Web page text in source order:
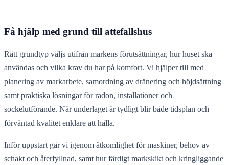
Få hjälp med grund till attefallshus
Rätt grundtyp väljs utifrån markens förutsättningar, hur huset ska
användas och vilka krav du har på komfort. Vi hjälper till med
planering av markarbete, samordning av dränering och höjdsättning
samt praktiska lösningar för radon, installationer och
sockelutförande. När underlaget är tydligt blir både tidsplan och
förväntad kvalitet enklare att hålla.
Inför uppstart går vi igenom åtkomlighet för maskiner, behov av
schakt och återfyllnad, samt hur färdigt markskikt och kringliggande